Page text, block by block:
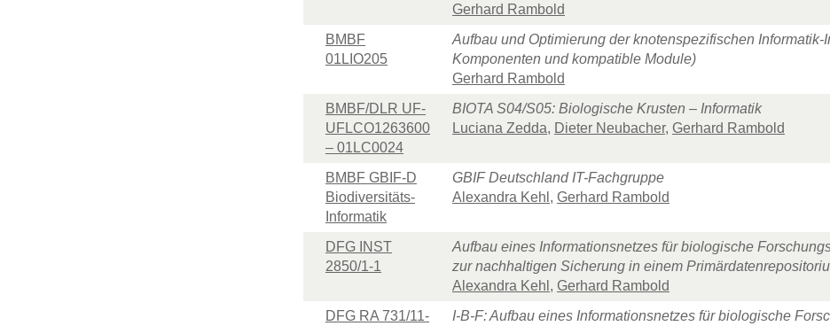
Gerhard Rambold
BMBF
01LIO205
Aufbau und Optimierung der knotenspezifischen
Komponenten und kompatible Module)
Gerhard Rambold
BMBF/DLR UF-
UFLCO1263600
– 01LC0024
BIOTA S04/S05: Biologische Krusten – Informatik
Luciana Zedda, Dieter Neubacher, Gerhard Rambold
BMBF GBIF-D
Biodiversitäts-
Informatik
GBIF Deutschland IT-Fachgruppe
Alexandra Kehl , Gerhard Rambold
DFG INST
2850/1-1
Aufbau eines Informationsnetzes für biologische
zur nachhaltigen Sicherung in einem
Alexandra Kehl , Gerhard Rambold
DFG RA 731/11-
I-B-F: Aufbau eines Informationsnetzes für biologische